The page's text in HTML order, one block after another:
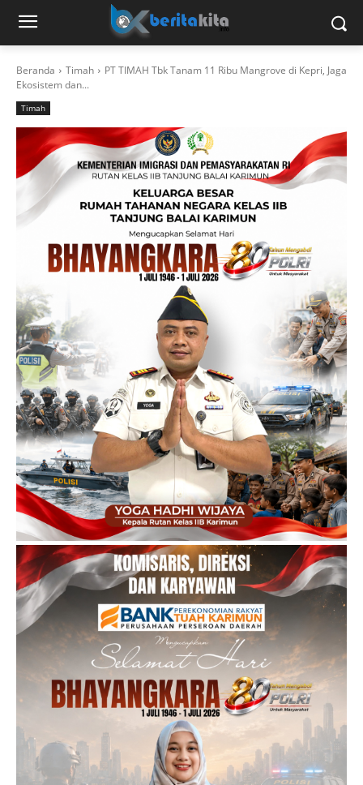
Beranda Timah
PT TIMAH Tbk Tanam 11 Ribu Mangrove di Kepri, Jaga
Ekosistem dan...
Timah